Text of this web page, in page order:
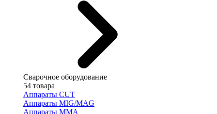
Сварочное оборудование
54 товара
Аппараты CUT
Аппараты MIG/MAG
Аппараты MMA